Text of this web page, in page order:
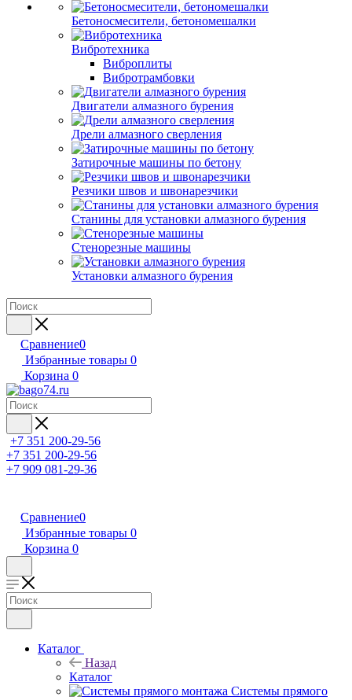
Бетоносмесители, бетономешалки
Вибротехника
Виброплиты
Вибротрамбовки
Двигатели алмазного бурения
Дрели алмазного сверления
Затирочные машины по бетону
Резчики швов и швонарезчики
Станины для установки алмазного бурения
Стенорезные машины
Установки алмазного бурения
Сравнение0
Избранные товары 0
Корзина 0
+7 351 200-29-56
+7 351 200-29-56
+7 909 081-29-36
Сравнение0
Избранные товары 0
Корзина 0
Каталог
Назад
Каталог
Системы прямого